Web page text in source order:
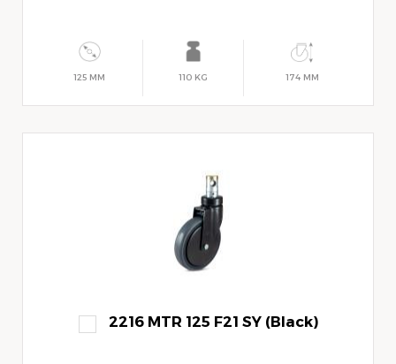
125 MM 110 KG 174 MM
2216 MTR 125 F21 SY (Black)